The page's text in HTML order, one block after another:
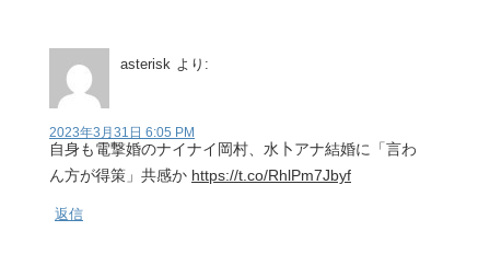
asterisk より:
2023年3月31日 6:05 PM
自身も電撃婚のナイナイ岡村、水卜アナ結婚に「言わ
ん方が得策」共感か https://t.co/RhlPm7Jbyf
返信